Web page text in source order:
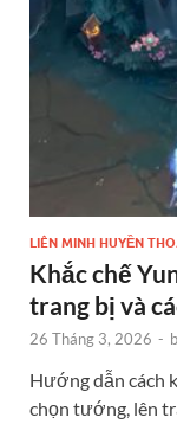
LIÊN MINH HUYỀN
Khắc chế
trang bị và
26 Tháng 3, 2026 -
Hướng dẫn cách
chọn tướng, lên